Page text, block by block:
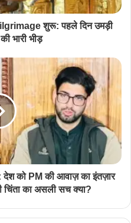
शुरू: पहले दिन उमड़ी
भारी भीड़
को PM की आवाज़ का इंतज़ार
का असली सच क्या?